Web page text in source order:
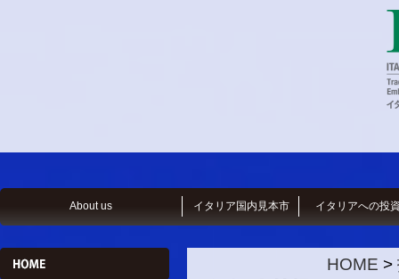
About us イタリア国内見本市 イタリアへの投
HOME >